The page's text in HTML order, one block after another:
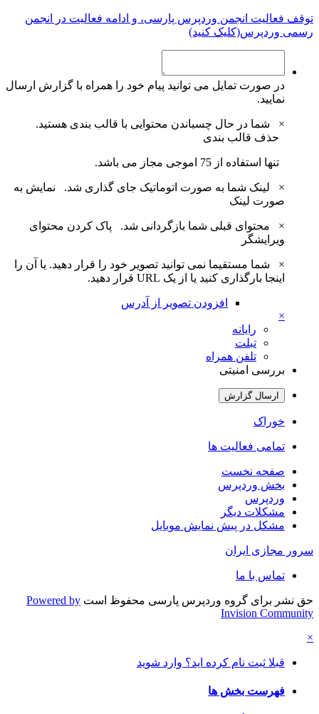
توقف فعالیت انجمن وردپرس پارسی، و ادامه فعالیت در انجمن
رسمی وردپرس(کلیک کنید)
در صورت تمایل می توانید پیام خود را همراه با گزارش ارسال
نمایید.
×
شما در حال چسباندن محتوایی با قالب بندی هستید.
حذف قالب بندی
تنها استفاده از 75 اموجی مجاز می باشد.
× لینک شما به صورت اتوماتیک جای گذاری شد. نمایش به
صورت لینک
× محتوای قبلی شما بازگردانی شد. پاک کردن محتوای
ویرایشگر
×
شما مستقیما نمی توانید تصویر خود را قرار دهید. یا آن را
اینجا بارگذاری کنید یا از یک URL قرار دهید.
افزودن تصویر از آدرس
×
رایانه
تبلت
تلفن همراه
بررسی امنیتی
ارسال گزارش
خوراک
تمامی فعالیت ها
صفحه نخست
بخش وردپرس
وردپرس
مشکلات دیگر
مشکل در پیش نمایش موبایل
سرور مجازی ایران
تماس با ما
حق نشر برای گروه وردپرس پارسی محفوظ است Powered by
Invision Community
×
قبلا ثبت نام کرده اید؟ وارد شوید
فهرست بخش ها